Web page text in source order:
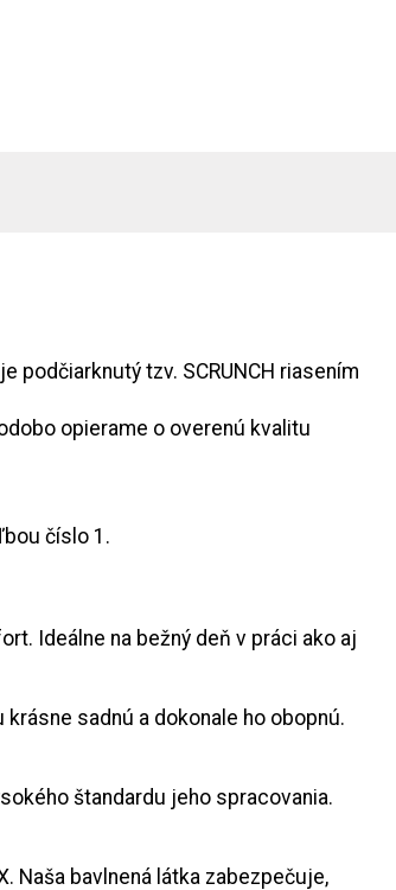
podčiarknutý tzv. SCRUNCH riasením
opierame o overenú kvalitu
číslo 1.
Ideálne na bežný deň v práci ako aj
sadnú a dokonale ho obopnú.
štandardu jeho spracovania.
Naša bavlnená látka zabezpečuje,